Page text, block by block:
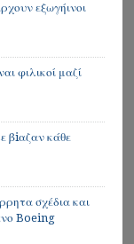
εξωγήινοι
φιλικοί μαζί
βiαζαν κάθε
σχέδια και
Boeing